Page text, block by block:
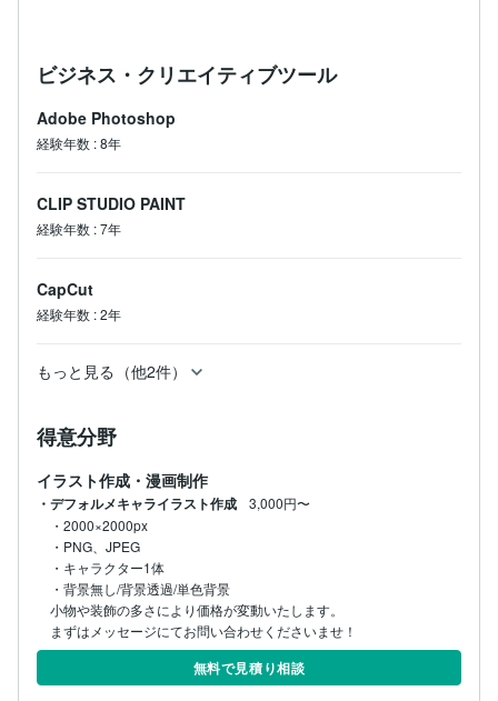
ビジネス・クリエイティブツール
Adobe Photoshop
経験年数 :8年
CLIP STUDIO PAINT
経験年数 :7年
CapCut
経験年数 :2年
もっと見る（他2件）
得意分野
イラスト作成・漫画制作
・デフォルメキャライラスト作成
3,000円〜
・2000×2000px
・PNG、JPEG
・キャラクター1体
・背景無し/背景透過/単色背景
小物や装飾の多さにより価格が変動いたします。
まずはメッセージにてお問い合わせくださいませ！
無料で見積り相談